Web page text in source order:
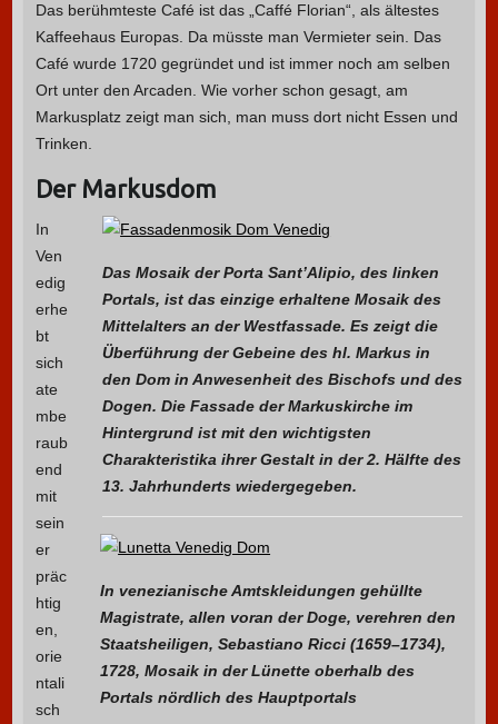
Das berühmteste Café ist das „Caffé Florian“, als ältestes
Kaffeehaus Europas. Da müsste man Vermieter sein. Das
Café wurde 1720 gegründet und ist immer noch am selben
Ort unter den Arcaden. Wie vorher schon gesagt, am
Markusplatz zeigt man sich, man muss dort nicht Essen und
Trinken.
Der Markusdom
Das Mosaik der Porta Sant’Alipio, des linken
Portals, ist das einzige erhaltene Mosaik des
Mittelalters an der Westfassade. Es zeigt die
Überführung der Gebeine des hl. Markus in
den Dom in Anwesenheit des Bischofs und des
Dogen. Die Fassade der Markuskirche im
Hintergrund ist mit den wichtigsten
Charakteristika ihrer Gestalt in der 2. Hälfte des
13. Jahrhunderts wiedergegeben.
In venezianische Amtskleidungen gehüllte
Magistrate, allen voran der Doge, verehren den
Staatsheiligen, Sebastiano Ricci (1659–1734),
1728, Mosaik in der Lünette oberhalb des
Portals nördlich des Hauptportals
In
Ven
edig
erhe
bt
sich
ate
mbe
raub
end
mit
sein
er
präc
htig
en,
orie
ntali
sch